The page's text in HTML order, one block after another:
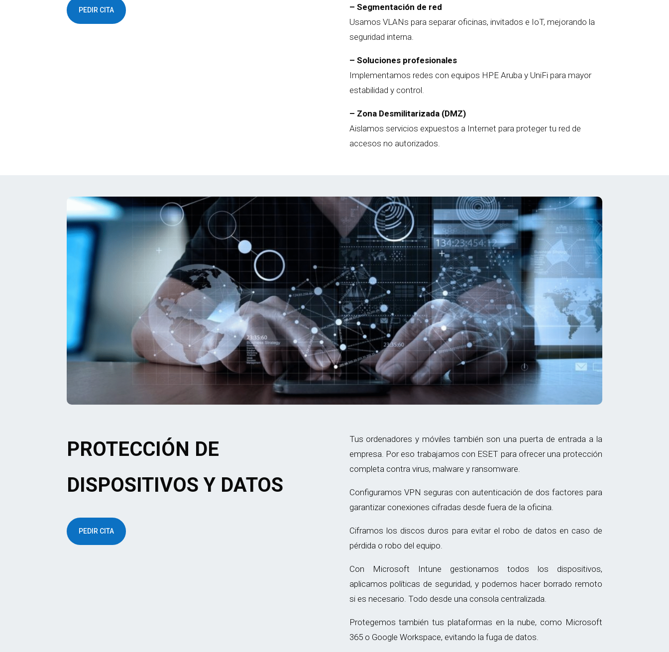
PEDIR CITA
– Segmentación de red
Usamos VLANs para separar oficinas, invitados e IoT, mejorando la
seguridad interna.
– Soluciones profesionales
Implementamos redes con equipos HPE Aruba y UniFi para mayor
estabilidad y control.
– Zona Desmilitarizada (DMZ)
Aislamos servicios expuestos a Internet para proteger tu red de
accesos no autorizados.
PROTECCIÓN DE
DISPOSITIVOS Y DATOS
PEDIR CITA
Tus ordenadores y móviles también son una puerta de entrada a la
empresa. Por eso trabajamos con ESET para ofrecer una protección
completa contra virus, malware y ransomware.
Configuramos VPN seguras con autenticación de dos factores para
garantizar conexiones cifradas desde fuera de la oficina.
Ciframos los discos duros para evitar el robo de datos en caso de
pérdida o robo del equipo.
Con Microsoft Intune gestionamos todos los dispositivos,
aplicamos políticas de seguridad, y podemos hacer borrado remoto
si es necesario. Todo desde una consola centralizada.
Protegemos también tus plataformas en la nube, como Microsoft
365 o Google Workspace, evitando la fuga de datos.